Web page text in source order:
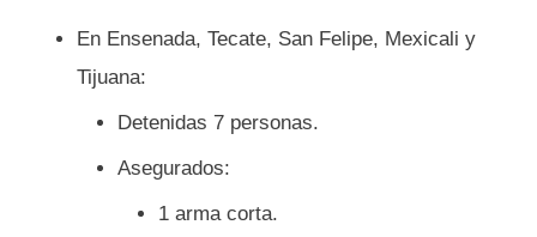
En Ensenada, Tecate, San Felipe, Mexicali y
Tijuana:
Detenidas 7 personas.
Asegurados:
1 arma corta.